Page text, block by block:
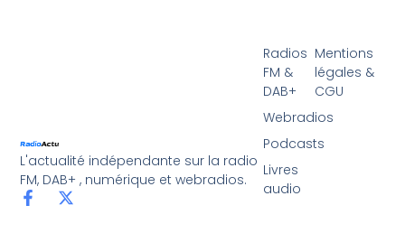
L'actualité indépendante sur la radio
FM, DAB+ , numérique et webradios.
Radios
FM &
DAB+
Webradios
Podcasts
Livres
audio
Mentions
légales &
CGU